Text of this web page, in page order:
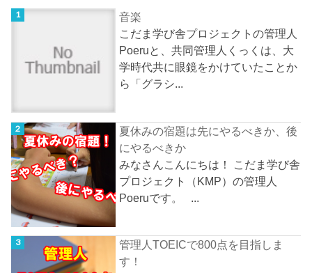
音楽
こだま学び舎プロジェクトの管理人
Poeruと、共同管理人くっくは、大
学時代共に眼鏡をかけていたことか
ら「グラシ...
夏休みの宿題は先にやるべきか、後
にやるべきか
みなさんこんにちは！ こだま学び舎
プロジェクト（KMP）の管理人
Poeruです。 ...
管理人TOEICで800点を目指しま
す！